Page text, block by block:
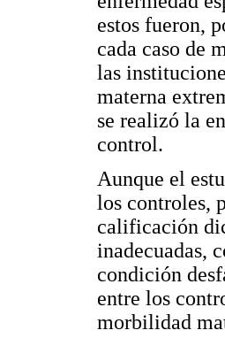
estos fueron,
cada caso de
las
materna
se realizó la
control.
Aunque el
los controles,
calificación
inadecuadas,
condición
entre los
morbilidad